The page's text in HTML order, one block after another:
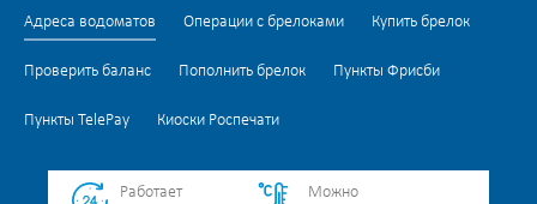
Адреса водоматов Операции с брелоками Купить брелок
Проверить баланс Пополнить брелок Пункты Фрисби
Пункты TelePay Киоски Роспечати
Работает
Можно